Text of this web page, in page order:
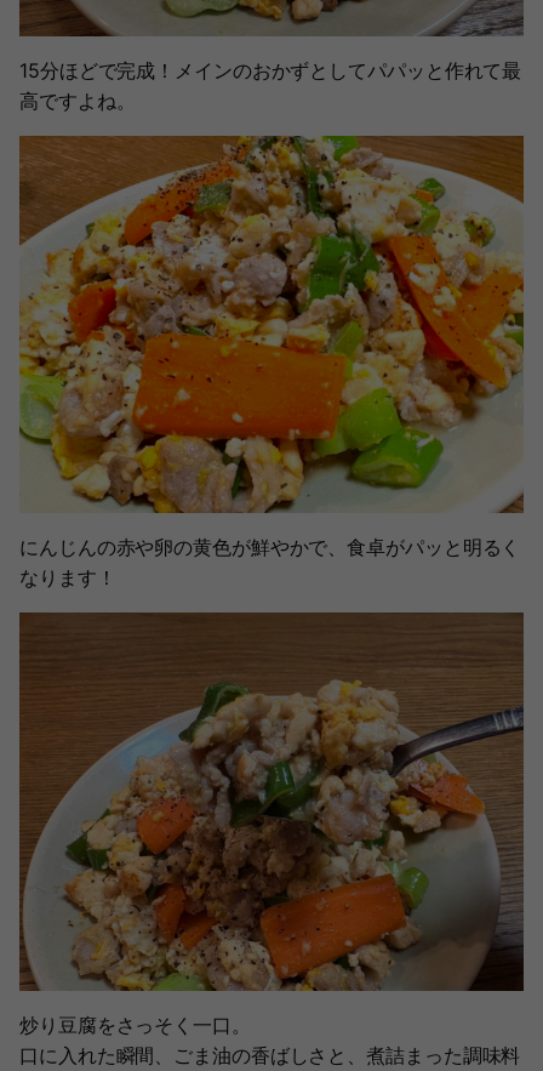
15分ほどで完成！メインのおかずとしてパパッと作れて最
高ですよね。
にんじんの赤や卵の黄色が鮮やかで、食卓がパッと明るく
なります！
炒り豆腐をさっそく一口。
口に入れた瞬間、ごま油の香ばしさと、煮詰まった調味料